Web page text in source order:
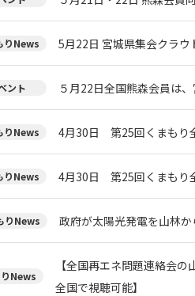
りNews 5月22日 宮城県集会クラウ
ント ５月22日全国熊森会員は
りNews 4月30日 第25回くまもり
りNews 4月30日 第25回くまもり
りNews 政府が太陽光発電を山林
News
【全国再エネ問題連絡会
全国で視聴可能】